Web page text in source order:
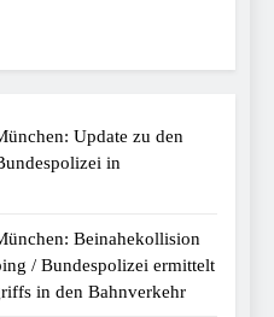
Update zu den
in
Beinahekollision
/ Bundespolizei ermittelt
in den Bahnverkehr